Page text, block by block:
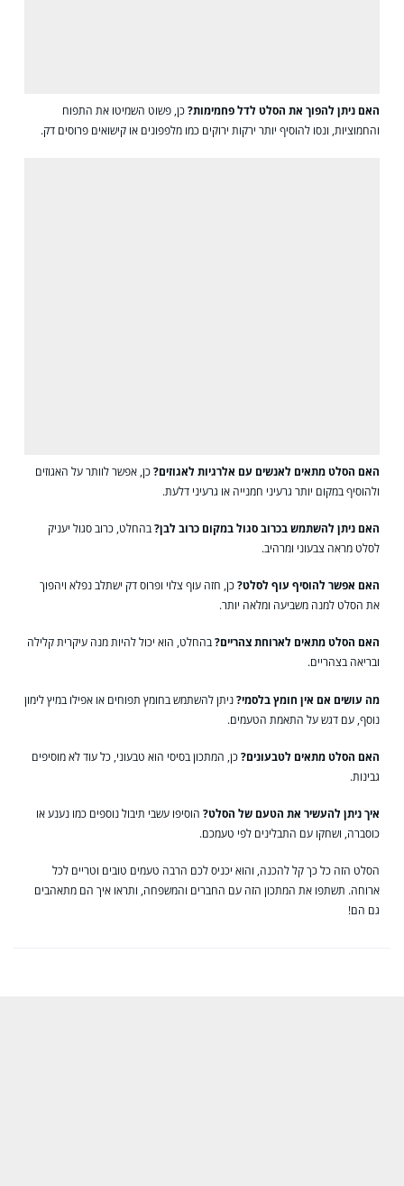
האם ניתן להפוך את הסלט לדל פחמימות?כן, פשוט השמיטו את התפוח
והחמוציות, ונסו להוסיף יותר ירקות ירוקים כמו מלפפונים או קישואים פרוסים דק.
האם הסלט מתאים לאנשים עם אלרגיות לאגוזים?כן, אפשר לוותר על האגוזים
ולהוסיף במקום יותר גרעיני חמנייה או גרעיני דלעת.
האם ניתן להשתמש בכרוב סגול במקום כרוב לבן?בהחלט, כרוב סגול יעניק
לסלט מראה צבעוני ומרהיב.
האם אפשר להוסיף עוף לסלט?כן, חזה עוף צלוי ופרוס דק ישתלב נפלא ויהפוך
את הסלט למנה משביעה ומלאה יותר.
האם הסלט מתאים לארוחת צהריים?בהחלט, הוא יכול להיות מנה עיקרית קלילה
ובריאה בצהריים.
מה עושים אם אין חומץ בלסמי?ניתן להשתמש בחומץ תפוחים או אפילו במיץ לימון
נוסף, עם דגש על התאמת הטעמים.
האם הסלט מתאים לטבעונים?כן, המתכון בסיסי הוא טבעוני, כל עוד לא מוסיפים
גבינות.
איך ניתן להעשיר את הטעם של הסלט? הוסיפו עשבי תיבול נוספים כמו נענע או
כוסברה, ושחקו עם התבלינים לפי טעמכם.
הסלט הזה כל כך קל להכנה, והוא יכניס לכם הרבה טעמים טובים וטריים לכל
ארוחה. תשתפו את המתכון הזה עם החברים והמשפחה, ותראו איך הם מתאהבים
גם הם!